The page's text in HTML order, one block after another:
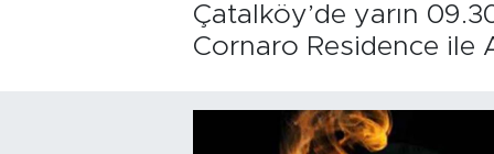
Çatalköy’de yarın
Cornaro Residence ile